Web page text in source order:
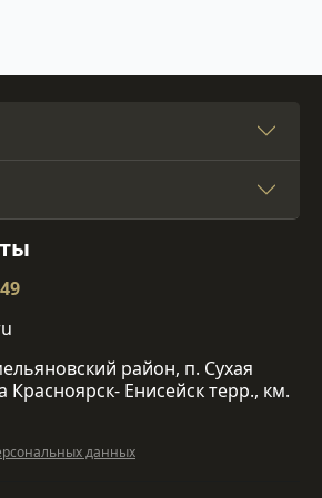
район, п. Сухая
Красноярск- Енисейск терр., км.
данных